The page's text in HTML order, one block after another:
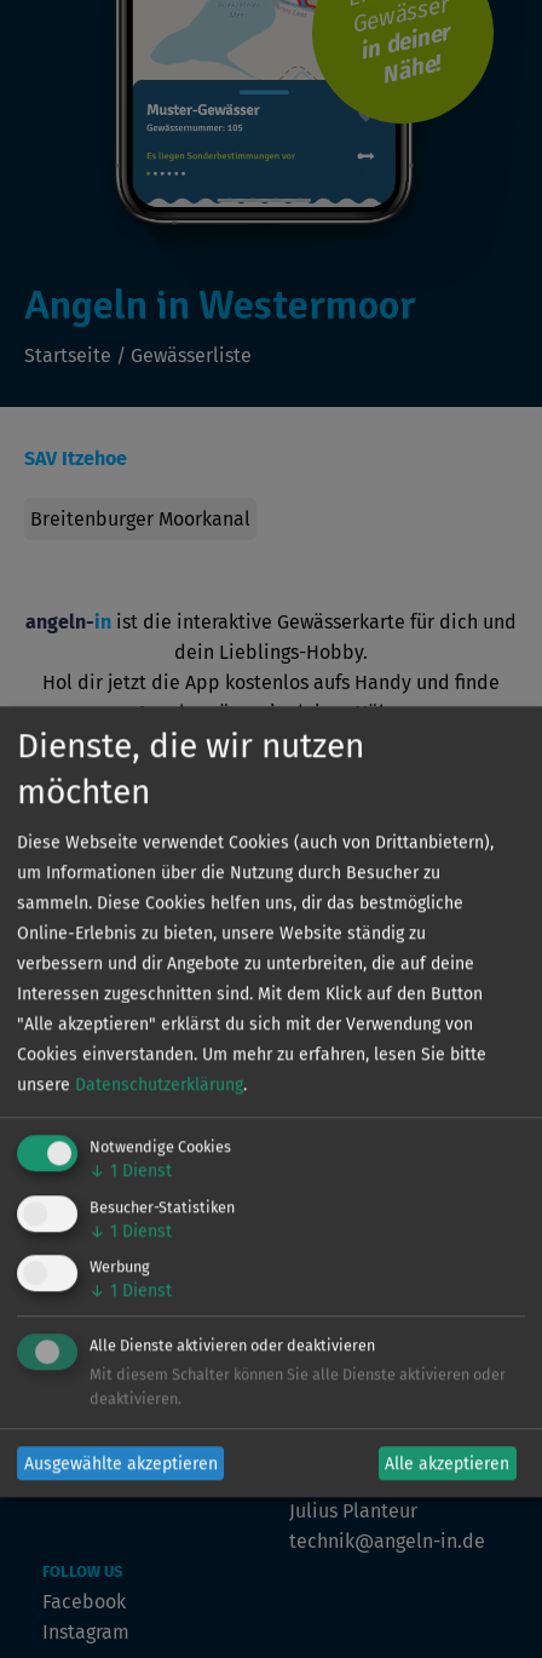
Angeln in Westermoor
Startseite / Gewässerliste
Gewässer
i
n
d
ei
n
er
N
ä
h
e!
SAV Itzehoe
Breitenburger Moorkanal
angeln-in ist die interaktive Gewässerkarte für dich und
dein Lieblings-Hobby.
Hol dir jetzt die App kostenlos aufs Handy und finde
Angelgewässer in deiner Nähe.
Kontakt
Julius Planteur
technik@angeln-in.de
FOLLOW US
Facebook
Instagram
Dienste, die wir nutzen
möchten
Diese Webseite verwendet Cookies (auch von Drittanbietern),
um Informationen über die Nutzung durch Besucher zu
sammeln. Diese Cookies helfen uns, dir das bestmögliche
Online-Erlebnis zu bieten, unsere Website ständig zu
verbessern und dir Angebote zu unterbreiten, die auf deine
Interessen zugeschnitten sind. Mit dem Klick auf den Button
"Alle akzeptieren" erklärst du sich mit der Verwendung von
Cookies einverstanden. Um mehr zu erfahren, lesen Sie bitte
unsere Datenschutzerklärung.
Notwendige Cookies
↓ 1 Dienst
Besucher-Statistiken
↓ 1 Dienst
Werbung
↓ 1 Dienst
Alle Dienste aktivieren oder deaktivieren
Mit diesem Schalter können Sie alle Dienste aktivieren oder
deaktivieren.
Ausgewählte akzeptieren Alle akzeptieren